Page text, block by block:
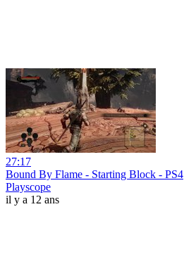
27:17
Bound By Flame - Starting Block - PS4
Playscope
il y a 12 ans